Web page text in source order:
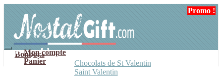
navigation
contenu
Mon compte
Panier
Bonbons
Chocolats de St Valentin
Saint Valentin
Promo !
Promo !